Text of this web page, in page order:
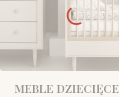
MEBLE DZIECIĘCE